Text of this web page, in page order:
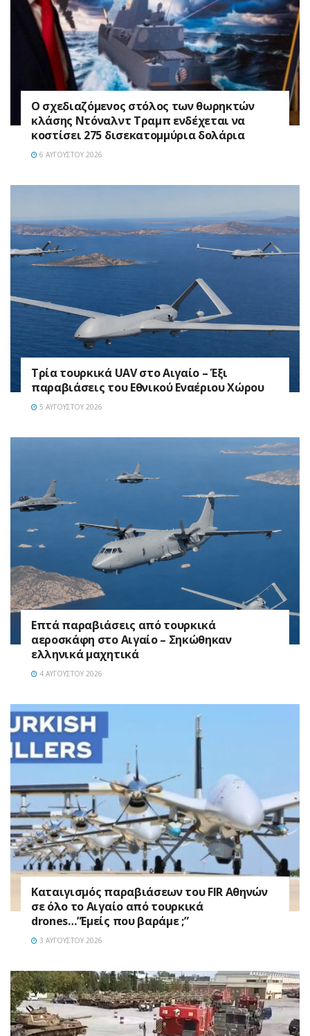
Ο σχεδιαζόμενος στόλος των θωρηκτών
κλάσης Ντόναλντ Τραμπ ενδέχεται να
κοστίσει 275 δισεκατομμύρια δολάρια
6 ΑΥΓΟΎΣΤΟΥ 2026
Τρία τουρκικά UAV στο Αιγαίο – Έξι
παραβιάσεις του Εθνικού Εναέριου Χώρου
5 ΑΥΓΟΎΣΤΟΥ 2026
Επτά παραβιάσεις από τουρκικά
αεροσκάφη στο Αιγαίο – Σηκώθηκαν
ελληνικά μαχητικά
4 ΑΥΓΟΎΣΤΟΥ 2026
Καταιγισμός παραβιάσεων του FIR Αθηνών
σε όλο το Αιγαίο από τουρκικά
drones…”Εμείς που βαράμε ;”
3 ΑΥΓΟΎΣΤΟΥ 2026